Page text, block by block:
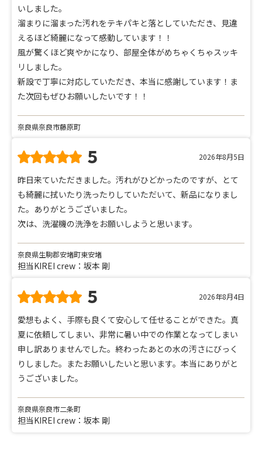
いしました。
溜まりに溜まった汚れをテキパキと落としていただき、見違
えるほど綺麗になって感動しています！！
風が驚くほど爽やかになり、部屋全体がめちゃくちゃスッキ
リしました。
新設で丁寧に対応していただき、本当に感謝しています！ま
た次回もぜひお願いしたいです！！
奈良県奈良市藤原町
5 2026年8月5日
昨日来ていただきました。汚れがひどかったのですが、とて
も綺麗に拭いたり洗ったりしていただいて、新品になりまし
た。ありがとうございました。
次は、洗濯機の洗浄をお願いしようと思います。
奈良県生駒郡安堵町東安堵
担当KIREI crew：坂本 剛
5 2026年8月4日
愛想もよく、手際も良くて安心して任せることができた。真
夏に依頼してしまい、非常に暑い中での作業となってしまい
申し訳ありませんでした。終わったあとの水の汚さにびっく
りしました。またお願いしたいと思います。本当にありがと
うございました。
奈良県奈良市二条町
担当KIREI crew：坂本 剛